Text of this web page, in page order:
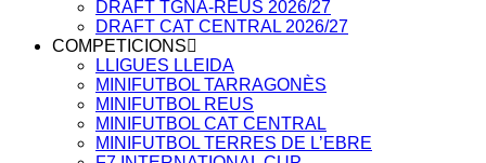
DRAFT TGNA-REUS 2026/27
DRAFT CAT CENTRAL 2026/27
COMPETICIONS
LLIGUES LLEIDA
MINIFUTBOL TARRAGONÈS
MINIFUTBOL REUS
MINIFUTBOL CAT CENTRAL
MINIFUTBOL TERRES DE L’EBRE